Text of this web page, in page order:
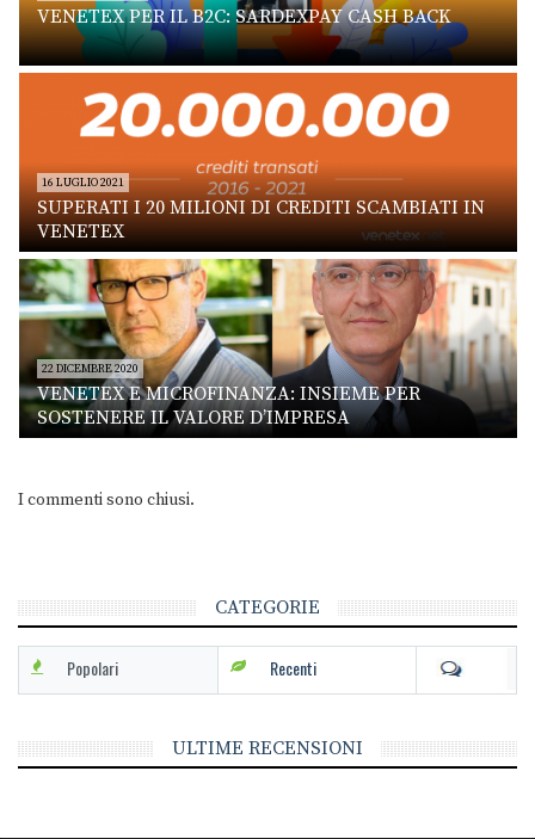
VENETEX PER IL B2C: SARDEXPAY CASH BACK
16 LUGLIO 2021
SUPERATI I 20 MILIONI DI CREDITI SCAMBIATI IN
VENETEX
22 DICEMBRE 2020
VENETEX E MICROFINANZA: INSIEME PER
SOSTENERE IL VALORE D’IMPRESA
I commenti sono chiusi.
CATEGORIE
Popolari Recenti
ULTIME RECENSIONI